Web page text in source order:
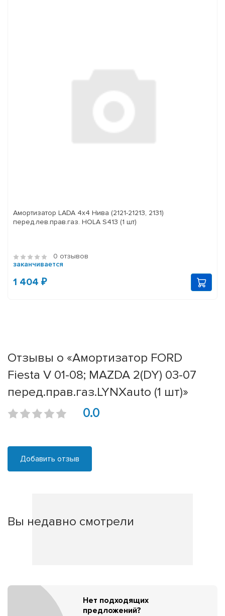
Амортизатор LADA 4x4 Нива (2121-21213, 2131)
перед.лев.прав.газ. HOLA S413 (1 шт)
0 отзывов
заканчивается
1 404 ₽
Отзывы о «Амортизатор FORD
Fiesta V 01-08; MAZDA 2(DY) 03-07
перед.прав.газ.LYNXauto (1 шт)»
0.0
Добавить отзыв
Вы недавно смотрели
Нет подходящих
предложений?